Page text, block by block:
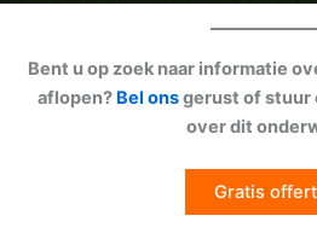
Bent u op zoek naar informatie
aflopen? Bel onsgerust of stuur
over dit
Gratis